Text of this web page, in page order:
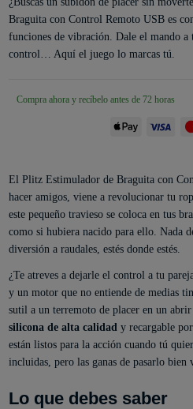
Braguita con Control Remoto USB es
funciones de vibración. Dale el mando a
control… Aquí el juego lo marcas tú.
Compra ahora y recíbelo antes de 72 horas
El Plitz Estimulador de Braguita con
hacer amigos, viene a revolucionar tu
este pequeño travieso se coloca en tus
como si hubiera nacido para ello. Nada
diversión a raudales, estés donde estés.
¿Te atreves a dejarle el control a tu
y un motor que no entiende de medias
sutil a un terremoto de placer en un
silicona de alta calidad y recargable
están listos para la acción cuando tú
incluidas, pero las ganas de pasarlo bien
Lo que debes saber